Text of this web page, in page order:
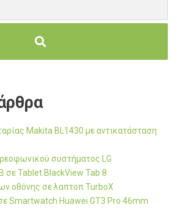
Makita BL1430 με αντικατάσταση
συστήματος LG
σε Tablet BlackView Tab 8
οθόνης σε λαπτοπ TurboX
Smartwatch Huawei GT3 Pro 46mm